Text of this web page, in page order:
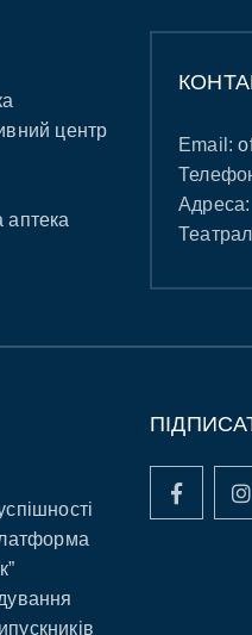
центр
аптека
Email:
Адреса: